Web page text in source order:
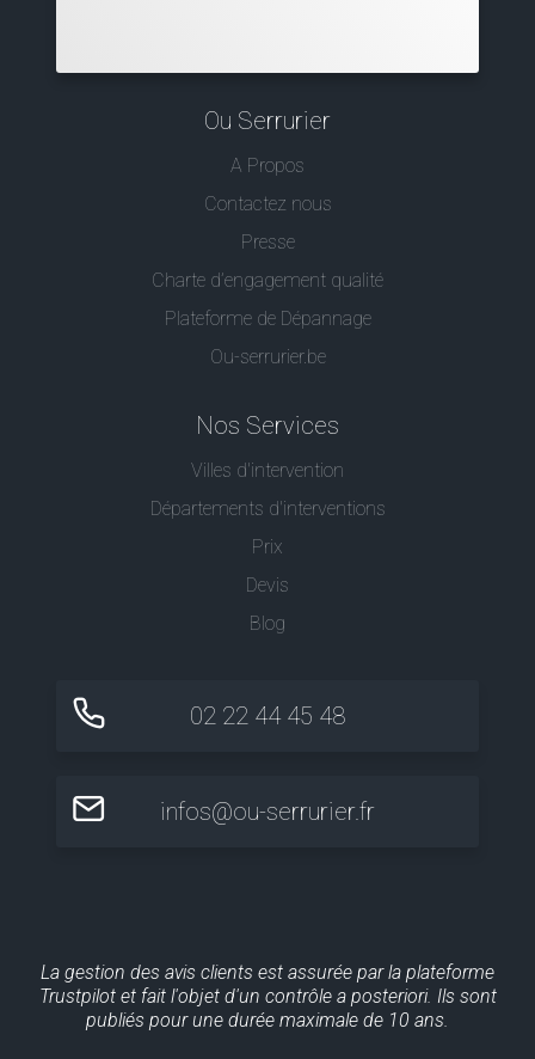
Ou Serrurier
A Propos
Contactez nous
Presse
Charte d’engagement qualité
Plateforme de Dépannage
Ou-serrurier.be
Nos Services
Villes d'intervention
Départements d'interventions
Prix
Devis
Blog
02 22 44 45 48
infos@ou-serrurier.fr
La gestion des avis clients est assurée par la plateforme
Trustpilot et fait l'objet d'un contrôle a posteriori. Ils sont
publiés pour une durée maximale de 10 ans.